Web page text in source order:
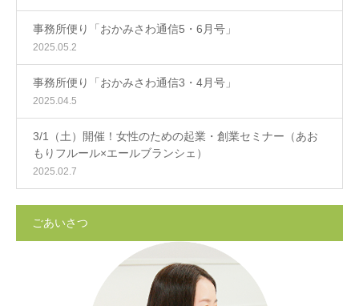
事務所便り「おかみさわ通信5・6月号」
2025.05.2
事務所便り「おかみさわ通信3・4月号」
2025.04.5
3/1（土）開催！女性のための起業・創業セミナー（あお
もりフルール×エールブランシェ）
2025.02.7
ごあいさつ